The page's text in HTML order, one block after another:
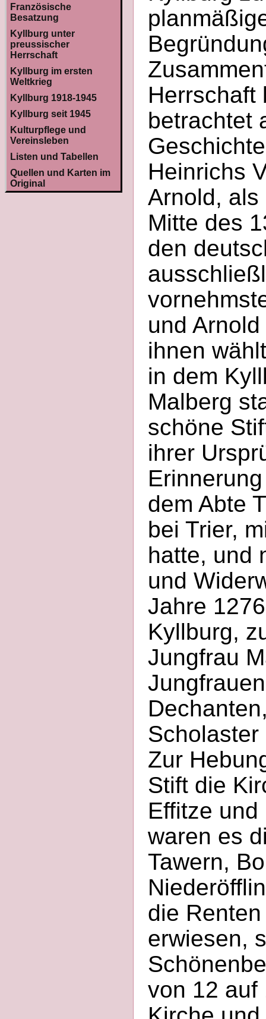
Französische
Besatzung
Kyllburg unter
preussischer
Herrschaft
Kyllburg im ersten
Weltkrieg
Kyllburg 1918-1945
Kyllburg seit 1945
Kulturpflege und
Vereinsleben
Listen und Tabellen
Quellen und Karten im
Original
Herrschaft
betrachtet
Heinrichs
Arnold,
Mitte des
den
und
ihnen
in dem
Malberg
schöne
ihrer
dem Abte
bei Trier,
hatte, und
und
Jahre
Kyllburg,
Jungfrau
Zur
Stift die
Effitze
waren es
Tawern,
die
erwiesen,
von 12 auf